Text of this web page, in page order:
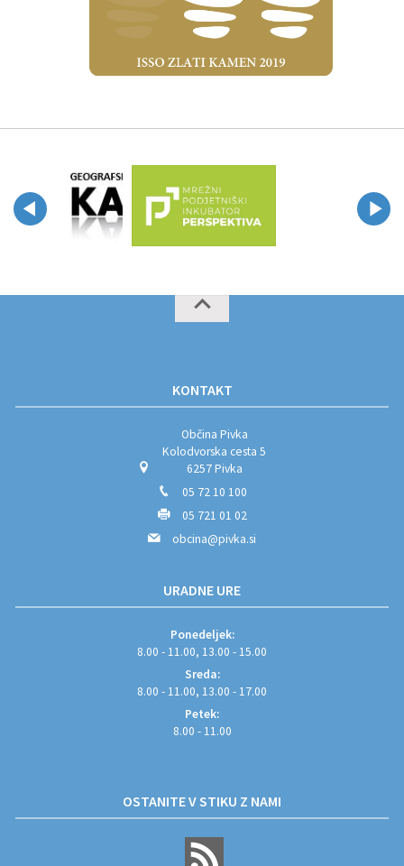
KONTAKT
Občina Pivka
Kolodvorska cesta 5
6257 Pivka
05 72 10 100
05 721 01 02
obcina@pivka.si
URADNE URE
Ponedeljek:
8.00 - 11.00, 13.00 - 15.00
Sreda:
8.00 - 11.00, 13.00 - 17.00
Petek:
8.00 - 11.00
OSTANITE V STIKU Z NAMI